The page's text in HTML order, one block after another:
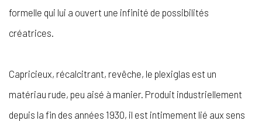
formelle qui lui a ouvert une infinité de possibilités
créatrices.
Capricieux, récalcitrant, revêche, le plexiglas est un
matériau rude, peu aisé à manier. Produit industriellement
depuis la fin des années 1930, il est intimement lié aux sens